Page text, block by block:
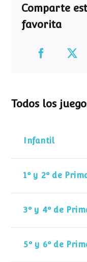
Comparte
favorita
Todos los
Infantil
1º y 2º de
3º y 4º de
5º y 6º de